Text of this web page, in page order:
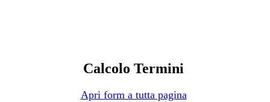
Calcolo Termini
Apri form a tutta pagina